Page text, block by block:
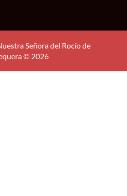
Señora del Rocío de
© 2026